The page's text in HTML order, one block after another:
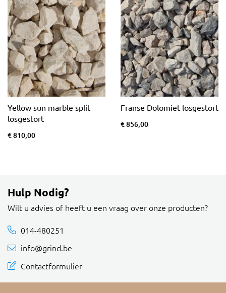
Yellow sun marble split
losgestort
€ 810,00
Franse Dolomiet losgestort
€ 856,00
Hulp Nodig?
Wilt u advies of heeft u een vraag over onze producten?
014-480251
info@grind.be
Contactformulier